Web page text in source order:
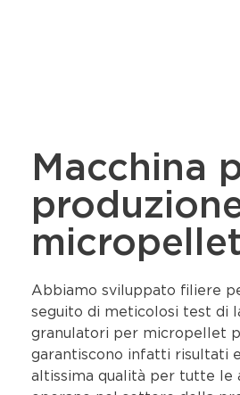
Macchina
micropellet
Abbiamo sviluppato filiere
seguito di meticolosi test di
granulatori per micropellet
garantiscono infatti risultati
altissima qualità per tutte le